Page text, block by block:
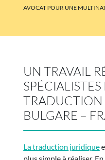
AVOCAT POUR UNE
UN TRAVAIL
BULGARE –
La traduction juridique